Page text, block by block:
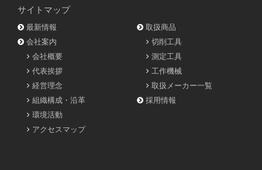
サイトマップ
最新情報
会社案内
会社概要
代表挨拶
経営理念
組織構成・沿革
環境活動
アクセスマップ
取扱商品
切削工具
測定工具
工作機械
取扱メーカー一覧
採用情報